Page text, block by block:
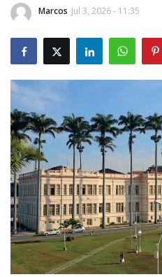
Edições Diárias - NOTÍCIAS
Polícia/Acidente
Viçosa
Cultura
UFV
Oportunidade
Sua Cidade
Tempo
Marcos Jul 3, 2026 - 11:35